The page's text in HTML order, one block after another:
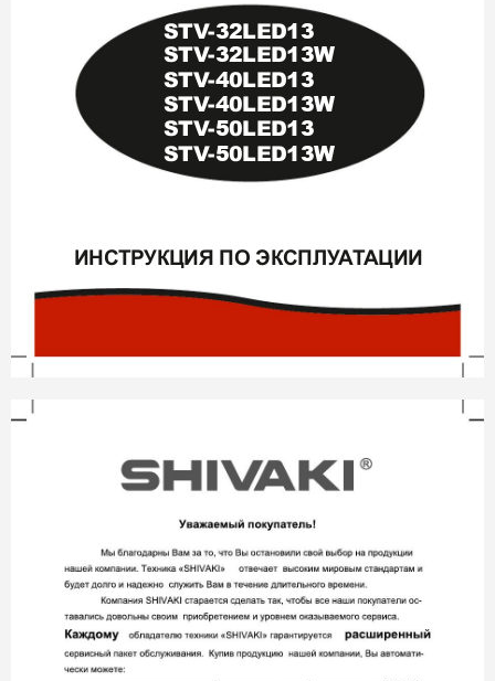
STV-32 LED13
STV-32 LED13W
STV-40LED13
STV-40LED13W
STV-50LED13
STV-50LED13W
ИНСТРУКЦИЯ ПО ЭКСПЛУАТАЦИИ